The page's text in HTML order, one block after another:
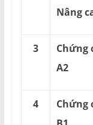
Nâng
3
Chứng
A2
4
Chứng